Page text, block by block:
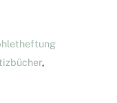
,